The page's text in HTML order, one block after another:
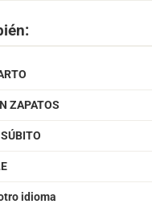
ZAPATOS
idioma